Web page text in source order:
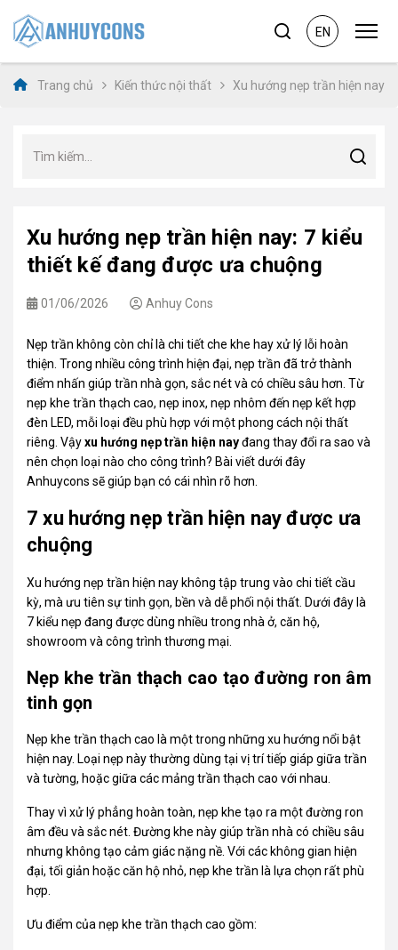
EN
Trang chủ Kiến thức nội thất Xu hướng nẹp trần hiện nay:
Xu hướng nẹp trần hiện nay: 7 kiểu
thiết kế đang được ưa chuộng
01/06/2026 Anhuy Cons
Nẹp trần không còn chỉ là chi tiết che khe hay xử lý lỗi hoàn
thiện. Trong nhiều công trình hiện đại, nẹp trần đã trở thành
điểm nhấn giúp trần nhà gọn, sắc nét và có chiều sâu hơn. Từ
nẹp khe trần thạch cao, nẹp inox, nẹp nhôm đến nẹp kết hợp
đèn LED, mỗi loại đều phù hợp với một phong cách nội thất
riêng. Vậyxu hướng nẹp trần hiện nayđang thay đổi ra sao và
nên chọn loại nào cho công trình? Bài viết dưới đây
Anhuycons sẽ giúp bạn có cái nhìn rõ hơn.
7 xu hướng nẹp trần hiện nay được ưa
chuộng
Xu hướng nẹp trần hiện nay không tập trung vào chi tiết cầu
kỳ, mà ưu tiên sự tinh gọn, bền và dễ phối nội thất. Dưới đây là
7 kiểu nẹp đang được dùng nhiều trong nhà ở, căn hộ,
showroom và công trình thương mại.
Nẹp khe trần thạch cao tạo đường ron âm
tinh gọn
Nẹp khe trần thạch cao là một trong những xu hướng nổi bật
hiện nay. Loại nẹp này thường dùng tại vị trí tiếp giáp giữa trần
và tường, hoặc giữa các mảng trần thạch cao với nhau.
Thay vì xử lý phẳng hoàn toàn, nẹp khe tạo ra một đường ron
âm đều và sắc nét. Đường khe này giúp trần nhà có chiều sâu
nhưng không tạo cảm giác nặng nề. Với các không gian hiện
đại, tối giản hoặc căn hộ nhỏ, nẹp khe trần là lựa chọn rất phù
hợp.
Ưu điểm của nẹp khe trần thạch cao gồm: